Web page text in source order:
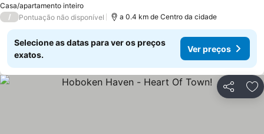
Casa/apartamento inteiro
/ Pontuação não disponível a 0.4 km de Centro da cidade
Selecione as datas para ver os preços
exatos.
Ver preços
Partilhar